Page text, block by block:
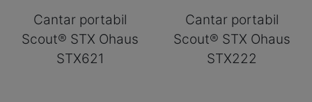
Cantar portabil
Scout® STX Ohaus
STX621
Cantar portabil
Scout® STX Ohaus
STX222